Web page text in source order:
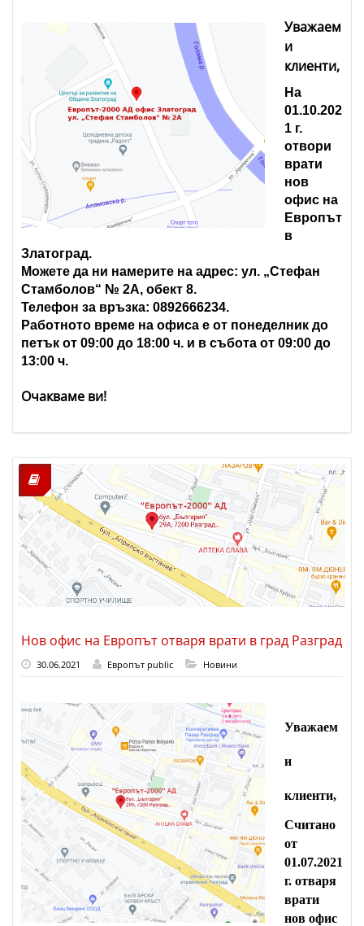
Уважаем
и
клиенти,
На
01.10.202
1 г.
отвори
врати
нов
офис на
Европът
в
Златоград.
Можете да ни намерите на адрес: ул. „Стефан
Стамболов“ № 2А, обект 8.
Телефон за връзка: 0892666234.
Работното време на офиса е от понеделник до
петък от 09:00 до 18:00 ч. и в събота от 09:00 до
13:00 ч.
Очакваме ви!
Нов офис на Европът отваря врати в град Разград
30.06.2021 Европът public Новини
Уважаем
и
клиенти,
Считано
от
01.07.2021
г. отваря
врати
нов офис